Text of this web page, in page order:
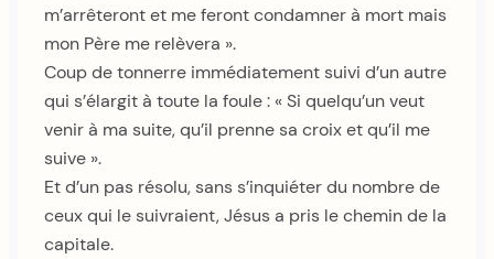
m’arrêteront et me feront condamner à mort mais
mon Père me relèvera ».
Coup de tonnerre immédiatement suivi d’un autre
qui s’élargit à toute la foule : « Si quelqu’un veut
venir à ma suite, qu’il prenne sa croix et qu’il me
suive ».
Et d’un pas résolu, sans s’inquiéter du nombre de
ceux qui le suivraient, Jésus a pris le chemin de la
capitale.